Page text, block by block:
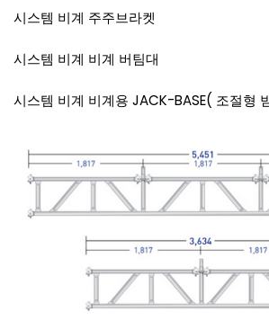
시스템 비계 주주브라켓
시스템 비계 비계 버팀대
시스템 비계 비계용 JACK-BASE( 조절형